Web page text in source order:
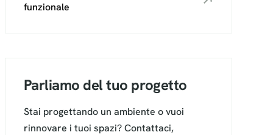
funzionale
Parliamo del tuo progetto
Stai progettando un ambiente o vuoi
rinnovare i tuoi spazi? Contattaci,